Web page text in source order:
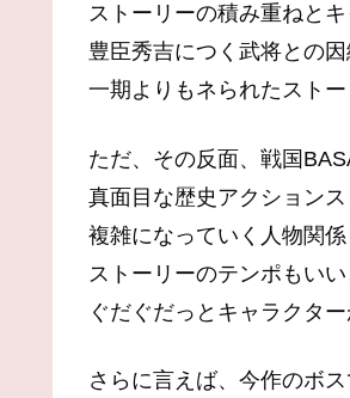
ストーリーの積み重ねと
豊臣秀吉につく武将との
一期よりもネられたスト
ただ、その反面、戦国
真面目な歴史アクション
複雑になっていく人物関
ストーリーのテンポもい
ぐだぐだっとキャラクタ
さらに言えば、今作のボ